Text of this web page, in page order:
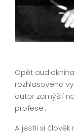
Opět
rozhlasového
autor zamýšlí
profese…
A jestli si